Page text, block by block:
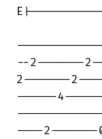
--2-------
2-------
------
----